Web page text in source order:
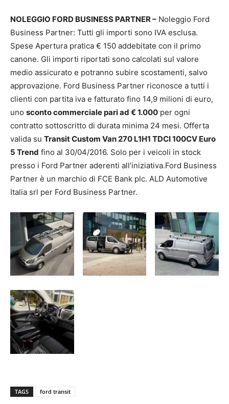
NOLEGGIO FORD BUSINESS PARTNER – Noleggio Ford
Business Partner: Tutti gli importi sono IVA esclusa.
Spese Apertura pratica € 150 addebitate con il primo
canone. Gli importi riportati sono calcolati sul valore
medio assicurato e potranno subire scostamenti, salvo
approvazione. Ford Business Partner riconosce a tutti i
clienti con partita iva e fatturato fino 14,9 milioni di euro,
uno sconto commerciale pari ad € 1.000 per ogni
contratto sottoscritto di durata minima 24 mesi. Offerta
valida su Transit Custom Van 270 L1H1 TDCI 100CV Euro
5 Trend fino al 30/04/2016. Solo per i veicoli in stock
presso i Ford Partner aderenti all’iniziativa.Ford Business
Partner è un marchio di FCE Bank plc. ALD Automotive
Italia srl per Ford Business Partner.
TAGS ford transit